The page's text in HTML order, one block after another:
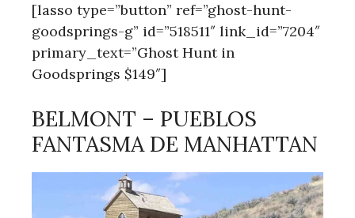
[lasso type=”button” ref=”ghost-hunt-
goodsprings-g” id=”518511″ link_id=”7204″
primary_text=”Ghost Hunt in
Goodsprings $149″]
BELMONT – PUEBLOS
FANTASMA DE MANHATTAN